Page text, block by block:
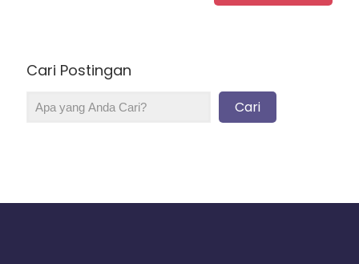
Cari Postingan
Cari